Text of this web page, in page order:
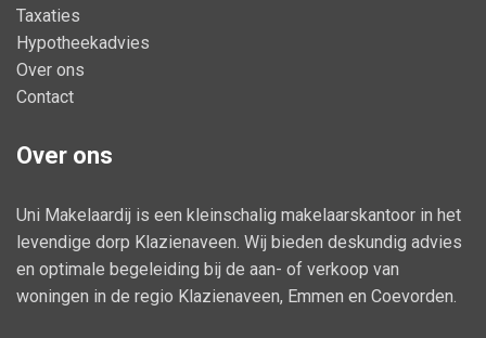
Taxaties
Hypotheekadvies
Over ons
Contact
Over ons
Uni Makelaardij is een kleinschalig makelaarskantoor in het
levendige dorp Klazienaveen. Wij bieden deskundig advies
en optimale begeleiding bij de aan- of verkoop van
woningen in de regio Klazienaveen, Emmen en Coevorden.